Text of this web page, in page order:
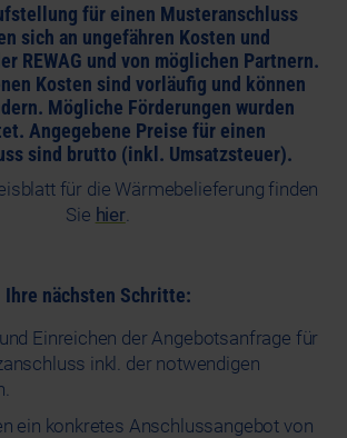
für einen Musteranschluss
sich an ungefähren Kosten und
REWAG und von möglichen Partnern.
Kosten sind vorläufig und können
Mögliche Förderungen wurden
Angegebene Preise für einen
sind brutto (inkl. Umsatzsteuer).
für die Wärmebelieferung finden
Sie hier.
Ihre nächsten Schritte:
Einreichen der Angebotsanfrage für
inkl. der notwendigen
ein konkretes Anschlussangebot von